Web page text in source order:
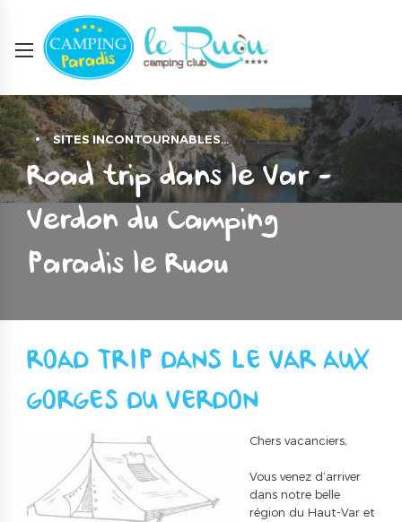
SITES INCONTOURNABLES…
Road trip dans le Var -
Verdon du Camping
Paradis le Ruou
ROAD TRIP DANS LE VAR AUX
GORGES DU VERDON
Chers vacanciers,
Vous venez d’arriver
dans notre belle
région du Haut-Var et